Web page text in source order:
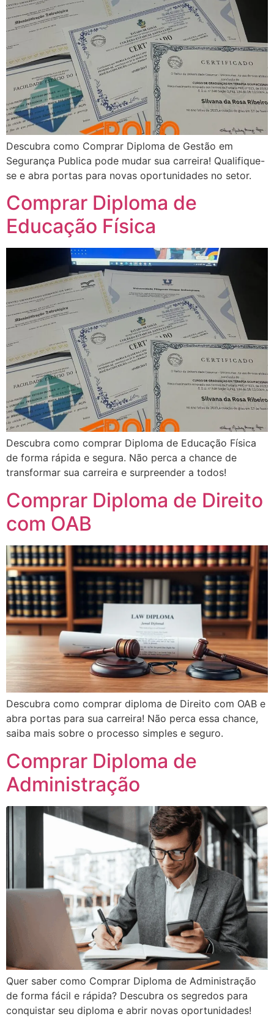
Descubra como Comprar Diploma de Gestão em
Segurança Publica pode mudar sua carreira! Qualifique-
se e abra portas para novas oportunidades no setor.
Comprar Diploma de
Educação Física
Descubra como comprar Diploma de Educação Física
de forma rápida e segura. Não perca a chance de
transformar sua carreira e surpreender a todos!
Comprar Diploma de Direito
com OAB
Descubra como comprar diploma de Direito com OAB e
abra portas para sua carreira! Não perca essa chance,
saiba mais sobre o processo simples e seguro.
Comprar Diploma de
Administração
Quer saber como Comprar Diploma de Administração
de forma fácil e rápida? Descubra os segredos para
conquistar seu diploma e abrir novas oportunidades!